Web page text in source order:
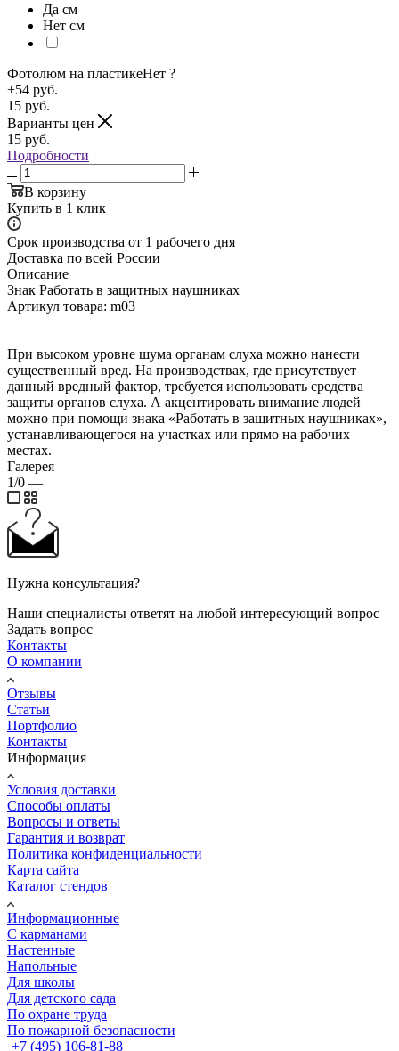
Да см
Нет см
Фотолюм на пластикеНет ?
+54 руб.
15 руб.
Варианты цен
15 руб.
Подробности
В корзину
Купить в 1 клик
Срок производства от 1 рабочего дня
Доставка по всей России
Описание
Знак Работать в защитных наушниках
Артикул товара: m03
При высоком уровне шума органам слуха можно нанести
существенный вред. На производствах, где присутствует
данный вредный фактор, требуется использовать средства
защиты органов слуха. А акцентировать внимание людей
можно при помощи знака «Работать в защитных наушниках»,
устанавливающегося на участках или прямо на рабочих
местах.
Галерея
1/0 —
Нужна консультация?
Наши специалисты ответят на любой интересующий вопрос
Задать вопрос
Контакты
О компании
Отзывы
Статьи
Портфолио
Контакты
Информация
Условия доставки
Способы оплаты
Вопросы и ответы
Гарантия и возврат
Политика конфиденциальности
Карта сайта
Каталог стендов
Информационные
С карманами
Настенные
Напольные
Для школы
Для детского сада
По охране труда
По пожарной безопасности
+7 (495) 106-81-88